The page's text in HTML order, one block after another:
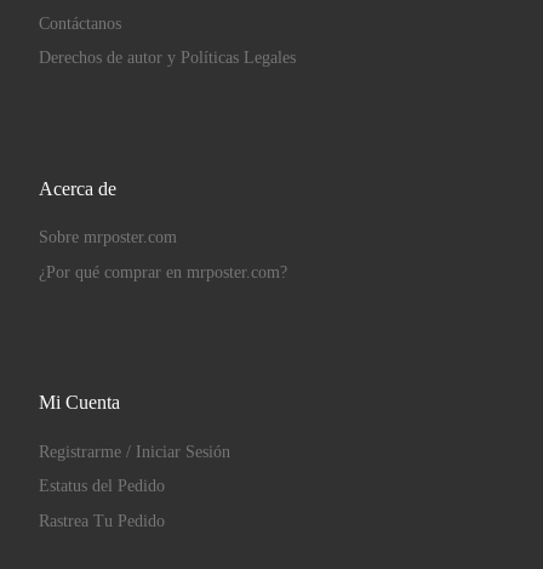
Contáctanos
Derechos de autor y Políticas Legales
Acerca de
Sobre mrposter.com
¿Por qué comprar en mrposter.com?
Mi Cuenta
Registrarme / Iniciar Sesión
Estatus del Pedido
Rastrea Tu Pedido